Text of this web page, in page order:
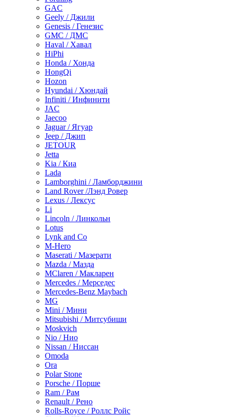
GAC
Geely / Джили
Genesis / Генезис
GMC / ДМС
Haval / Хавал
HiPhi
Honda / Хонда
HongQi
Hozon
Hyundai / Хюндай
Infiniti / Инфинити
JAC
Jaecoo
Jaguar / Ягуар
Jeep / Джип
JETOUR
Jetta
Kia / Киа
Lada
Lamborghini / Ламборджини
Land Rover /Лэнд Ровер
Lexus / Лексус
Li
Lincoln / Линкольн
Lotus
Lynk and Co
M-Hero
Maserati / Мазерати
Mazda / Мазда
MClaren / Макларен
Mercedes / Мерседес
Mercedes-Benz Maybach
MG
Mini / Мини
Mitsubishi / Митсубиши
Moskvich
Nio / Нио
Nissan / Ниссан
Omoda
Ora
Polar Stone
Porsche / Порше
Ram / Рам
Renault / Рено
Rolls-Royce / Роллс Ройс